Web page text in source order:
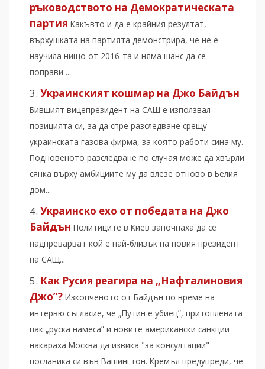
ръководството на Демократическата
партия Какъвто и да е крайния резултат,
върхушката на партията демонстрира, че не е
научила нищо от 2016-та и няма шанс да се
поправи ...
Украинският кошмар на Джо Байдън
Бившият вицепрезидент на САЩ е използвал
позицията си, за да спре разследване срещу
украинската газова фирма, за която работи сина му.
Подновеното разследване по случая може да хвърли
сянка върху амбициите му да влезе отново в Белия
дом...
Украинско ехо от победата на Джо
Байдън Политиците в Киев започнаха да се
надпреварват кой е най-близък на новия президент
на САЩ...
Как Русия реагира на „Нафталиновия
Джо”? Изкопченото от Байдън по време на
интервю съгласие, че „Путин е убиец”, притоплената
пак „руска намеса” и новите американски санкции
накараха Москва да извика "за консултации"
посланика си във Вашингтон. Кремъл предупреди, че